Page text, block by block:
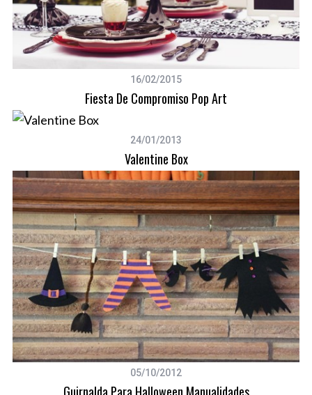
16/02/2015
Fiesta De Compromiso Pop Art
24/01/2013
Valentine Box
05/10/2012